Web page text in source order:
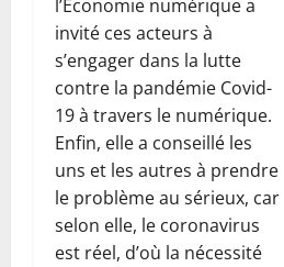
l’Economie numérique a
invité ces acteurs à
s’engager dans la lutte
contre la pandémie Covid-
19 à travers le numérique.
Enfin, elle a conseillé les
uns et les autres à prendre
le problème au sérieux, car
selon elle, le coronavirus
est réel, d’où la nécessité